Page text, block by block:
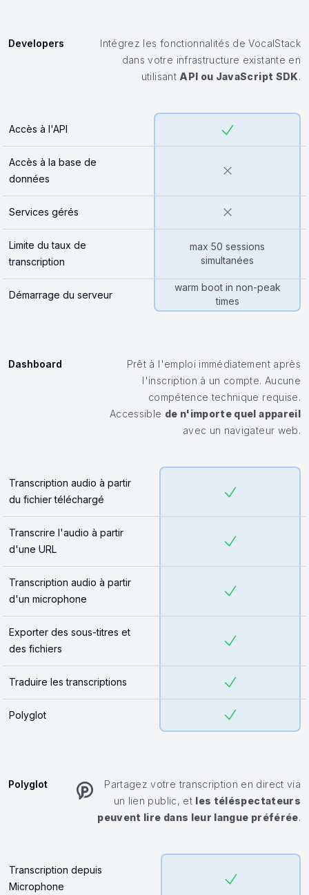
Developers
Intégrez les fonctionnalités de VocalStack
dans votre infrastructure existante en
utilisant API ou JavaScript SDK.
Accès à l'API
Accès à la base de
données
Services gérés
Limite du taux de
transcription
max 50 sessions
simultanées
Démarrage du serveur
warm boot in non-peak
times
Dashboard
Prêt à l'emploi immédiatement après
l'inscription à un compte. Aucune
compétence technique requise.
Accessible de n'importe quel appareil
avec un navigateur web.
Transcription audio à partir
du fichier téléchargé
Transcrire l'audio à partir
d'une URL
Transcription audio à partir
d'un microphone
Exporter des sous-titres et
des fichiers
Traduire les transcriptions
Polyglot
Polyglot
Partagez votre transcription en direct via
un lien public, et les téléspectateurs
peuvent lire dans leur langue préférée.
Transcription depuis
Microphone